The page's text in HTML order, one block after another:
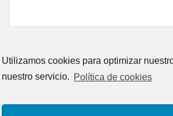
Utilizamos cookies para optimizar
nuestro servicio. Política de cookies
Leales.org » Gran Canaria | 4.7.2025